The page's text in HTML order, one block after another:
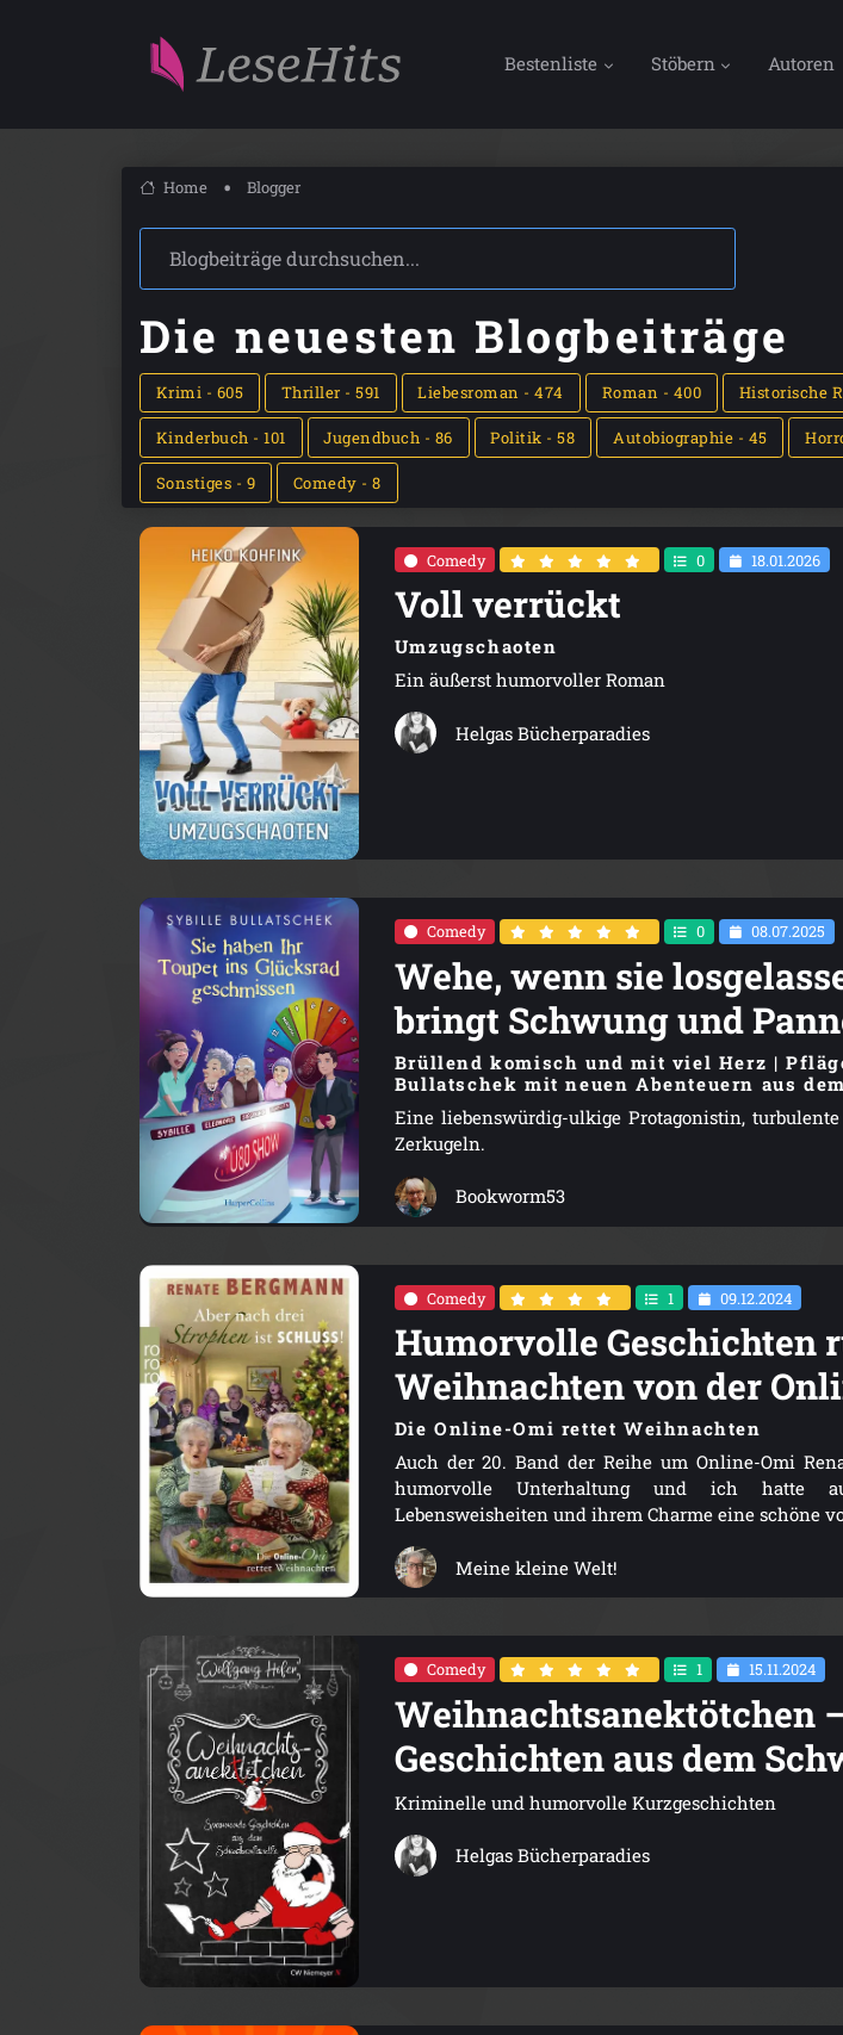
Bestenliste Stöbern Autoren
Home Blogger
Die neuesten Blogbeiträge
Krimi - 605 Thriller - 591 Liebesroman - 474 Roman - 400 Historische
Kinderbuch - 101 Jugendbuch - 86 Politik - 58 Autobiographie - 45
Sonstiges - 9 Comedy - 8
Comedy 0 18.01.2026
Voll verrückt
Umzugschaoten
Ein äußerst humorvoller Roman
Helgas Bücherparadies
Comedy 0 08.07.2025
Wehe, wenn sie
bringt Schwung und
Brüllend komisch und mit viel Herz |
Bullatschek mit neuen Abenteuern aus
Eine liebenswürdig-ulkige Protagonistin,
Zerkugeln.
Bookworm53
Comedy 1 09.12.2024
Humorvolle Geschichten
Weihnachten von der
Die Online-Omi rettet Weihnachten
Auch der 20. Band der Reihe um Online-Omi
humorvolle Unterhaltung und ich hatte
Lebensweisheiten und ihrem Charme eine schöne
Meine kleine Welt!
Comedy 1 15.11.2024
Weihnachtsanektötchen
Geschichten aus dem
Kriminelle und humorvolle Kurzgeschichten
Helgas Bücherparadies